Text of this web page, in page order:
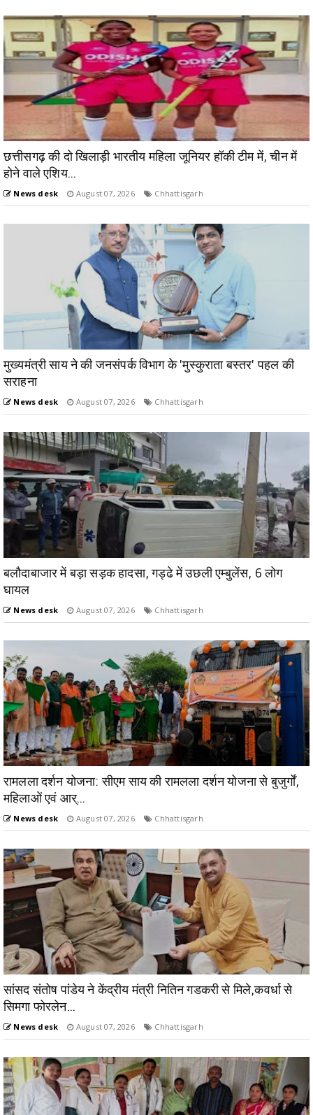
छत्तीसगढ़ की दो खिलाड़ी भारतीय महिला जूनियर हॉकी टीम में, चीन में
होने वाले एशिय...
News desk August 07, 2026 Chhattisgarh
मुख्यमंत्री साय ने की जनसंपर्क विभाग के 'मुस्कुराता बस्तर' पहल की
सराहना
News desk August 07, 2026 Chhattisgarh
बलौदाबाजार में बड़ा सड़क हादसा, गड्ढे में उछली एम्बुलेंस, 6 लोग
घायल
News desk August 07, 2026 Chhattisgarh
रामलला दर्शन योजना: सीएम साय की रामलला दर्शन योजना से बुजुर्गों,
महिलाओं एवं आर्...
News desk August 07, 2026 Chhattisgarh
सांसद संतोष पांडेय ने केंद्रीय मंत्री नितिन गडकरी से मिले,कवर्धा से
सिमगा फोरलेन...
News desk August 07, 2026 Chhattisgarh